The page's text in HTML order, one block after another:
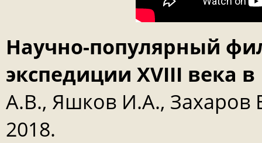
Научно-популярный
экспедиции XVIII века
А.В., Яшков И.А., Захаров
2018.